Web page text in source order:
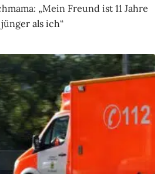
„Mein Freund ist 11 Jahre
jünger als ich“